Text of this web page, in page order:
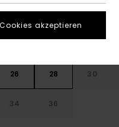
26 28 30
34 36
akzeptieren